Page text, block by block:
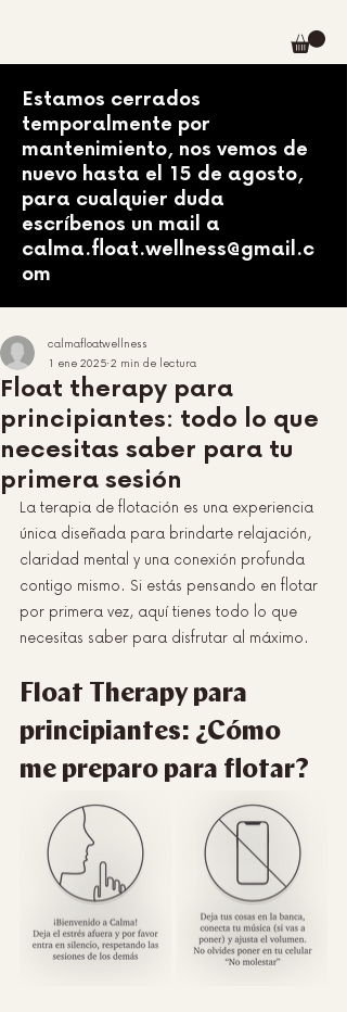
Estamos cerrados
temporalmente por
mantenimiento, nos vemos de
nuevo hasta el 15 de agosto,
para cualquier duda
escríbenos un mail a
calma.float.wellness@gmail.c
om
Float therapy para
principiantes: todo lo que
necesitas saber para tu
primera sesión
calmafloatwellness
1 ene 2025 2 min de lectura
La terapia de flotación es una experiencia
única diseñada para brindarte relajación,
claridad mental y una conexión profunda
contigo mismo. Si estás pensando en flotar
por primera vez, aquí tienes todo lo que
necesitas saber para disfrutar al máximo.
Float Therapy para
principiantes: ¿Cómo
me preparo para flotar?